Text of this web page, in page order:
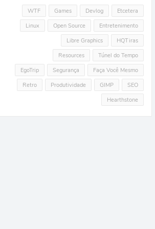
Etcetera
Devlog
Games
WTF
Entretenimento
Open Source
Linux
HQTiras
Libre Graphics
Túnel do Tempo
Resources
Faça Você Mesmo
Segurança
EgoTrip
SEO
GIMP
Produtividade
Retro
Hearthstone